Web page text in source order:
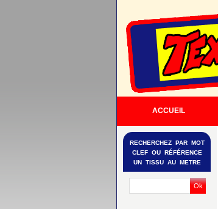
ACCUEIL
RECHERCHEZ PAR MOT
CLEF OU RÉFÉRENCE
UN TISSU AU METRE